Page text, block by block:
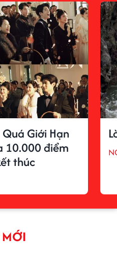
Giới Hạn
10.000 điểm
thúc